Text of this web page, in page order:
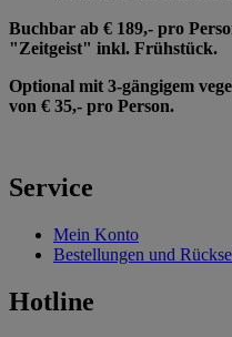
Buchbar ab € 189,- pro
"Zeitgeist" inkl. Frühstück.
Optional mit 3-gängigem
von € 35,- pro Person.
Service
Mein Konto
Bestellungen und
Hotline